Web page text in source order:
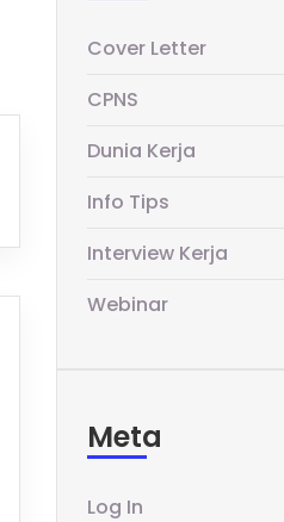
Cover Letter
CPNS
Dunia Kerja
Info Tips
Interview Kerja
Webinar
Meta
Log In